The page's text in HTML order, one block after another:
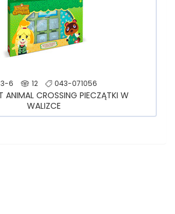
3-6 12 043-071056
ANIMAL CROSSING PIECZĄTKI W
WALIZCE